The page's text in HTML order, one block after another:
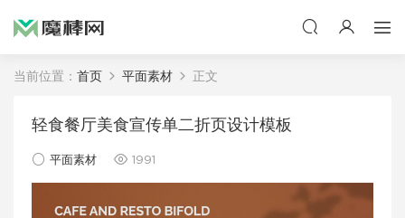
当前位置： 首页 平面素材 正文
轻食餐厅美食宣传单二折页设计模板
平面素材 1991